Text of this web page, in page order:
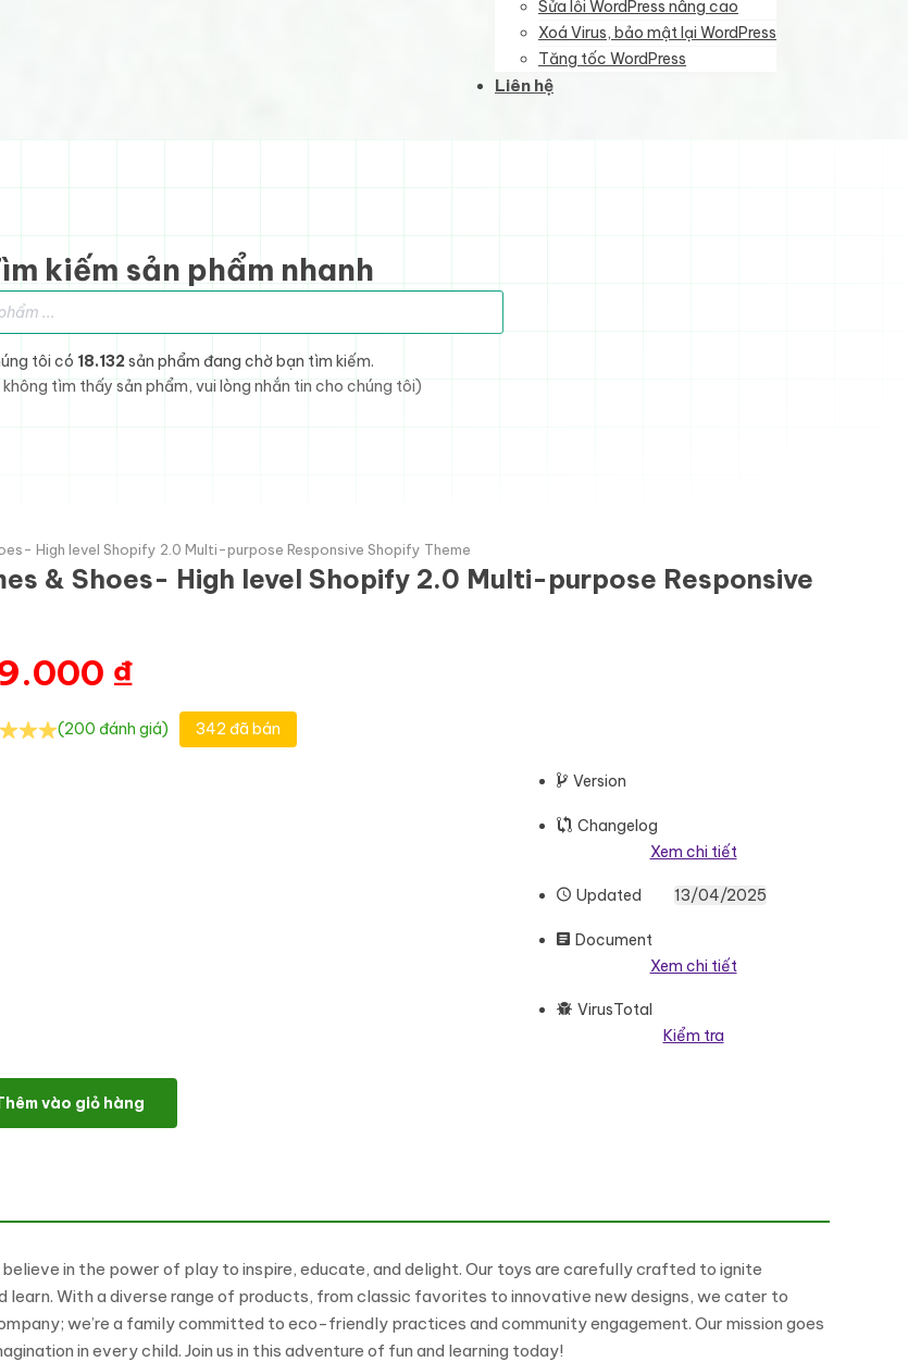
Sửa lỗi WordPress nâng cao
Xoá Virus, bảo mật lại WordPress
Tăng tốc WordPress
Liên hệ
kiếm sản phẩm nhanh
tôi có 18.132 sản phẩm đang chờ bạn tìm kiếm.
tìm thấy sản phẩm, vui lòng nhắn tin cho chúng tôi)
High level Shopify 2.0 Multi-purpose Responsive Shopify Theme
& Shoes- High level Shopify 2.0 Multi-purpose Responsive
₫
(200 đánh giá) 342 đã bán
Version
Changelog
Xem chi tiết
Updated 13/04/2025
Document
Xem chi tiết
VirusTotal
Kiểm tra
Toy - Kids Toys, Cloths, Games & Shoes- High level Shopify 2.0 Multi-purpose Responsive Shopify Theme số lượng
vào giỏ hàng
in the power of play to inspire, educate, and delight. Our toys are carefully crafted to ignite
With a diverse range of products, from classic favorites to innovative new designs, we cater to
we’re a family committed to eco-friendly practices and community engagement. Our mission goes
in every child. Join us in this adventure of fun and learning today!